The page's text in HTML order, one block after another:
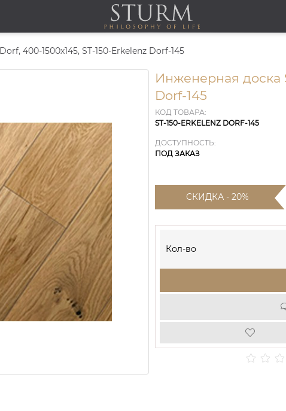
400-1500х145, ST-150-Erkelenz Dorf-145
Инженерная доска
Dorf-145
КОД ТОВАРА:
ST-150-ERKELENZ DORF-145
ДОСТУПНОСТЬ:
ПОД ЗАКАЗ
СКИДКА - 20%
Кол-во